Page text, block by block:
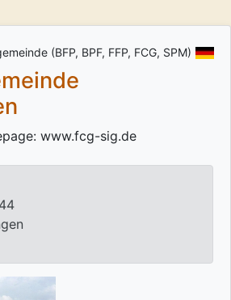
(BFP, BPF, FFP, FCG, SPM)
www.fcg-sig.de